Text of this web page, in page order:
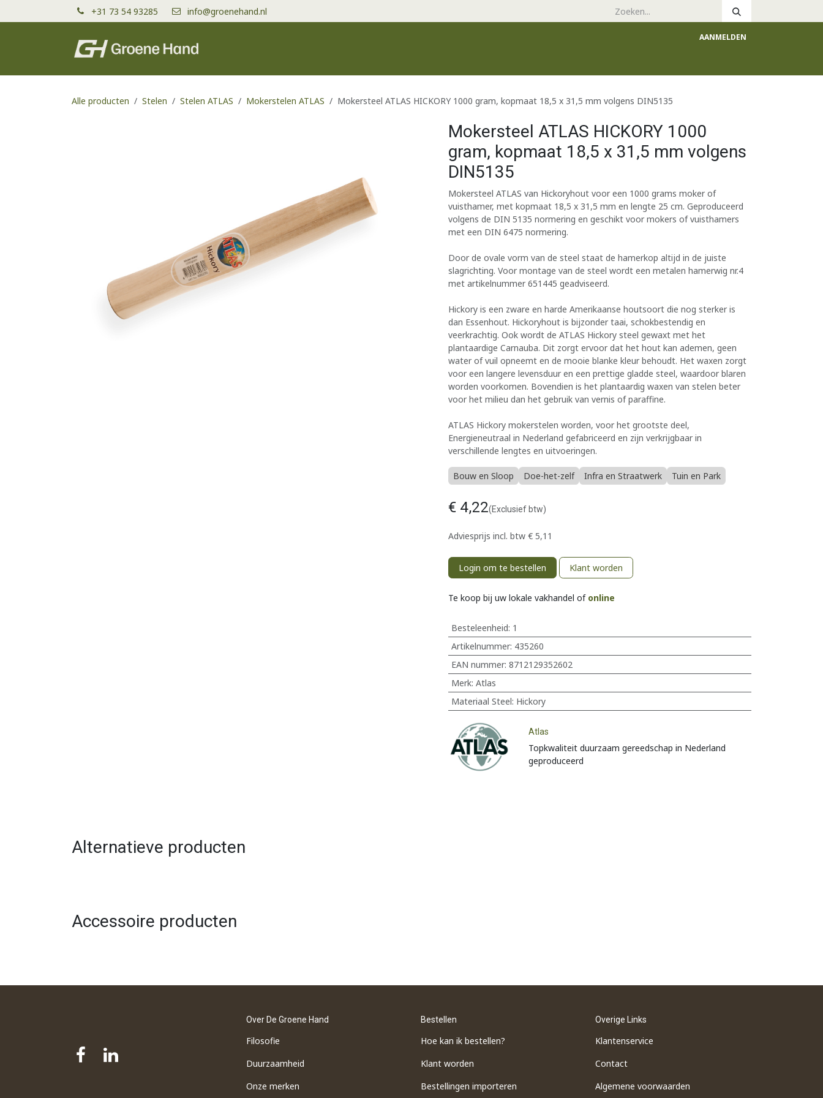
Overslaan naar inhoud +31 73 54 93285 info@groenehand.nl
AANMELDEN
Alle producten Stelen Stelen ATLAS Mokerstelen ATLAS Mokersteel ATLAS HICKORY 1000 gram, kopmaat 18,5 x 31,5 mm volgens DIN5135
Mokersteel ATLAS HICKORY 1000
gram, kopmaat 18,5 x 31,5 mm volgens
DIN5135
Mokersteel ATLAS van Hickoryhout voor een 1000 grams moker of
vuisthamer, met kopmaat 18,5 x 31,5 mm en lengte 25 cm. Geproduceerd
volgens de DIN 5135 normering en geschikt voor mokers of vuisthamers
met een DIN 6475 normering.
Door de ovale vorm van de steel staat de hamerkop altijd in de juiste
slagrichting. Voor montage van de steel wordt een metalen hamerwig nr.4
met artikelnummer 651445 geadviseerd.
Hickory is een zware en harde Amerikaanse houtsoort die nog sterker is
dan Essenhout. Hickoryhout is bijzonder taai, schokbestendig en
veerkrachtig. Ook wordt de ATLAS Hickory steel gewaxt met het
plantaardige Carnauba. Dit zorgt ervoor dat het hout kan ademen, geen
water of vuil opneemt en de mooie blanke kleur behoudt. Het waxen zorgt
voor een langere levensduur en een prettige gladde steel, waardoor blaren
worden voorkomen. Bovendien is het plantaardig waxen van stelen beter
voor het milieu dan het gebruik van vernis of paraffine.
ATLAS Hickory mokerstelen worden, voor het grootste deel,
Energieneutraal in Nederland gefabriceerd en zijn verkrijgbaar in
verschillende lengtes en uitvoeringen.
Bouw en Sloop Doe-het-zelf Infra en Straatwerk Tuin en Park
€ 4,22(Exclusief btw)
Adviesprijs incl. btw € 5,11
Login om te bestellen Klant worden
Te koop bij uw lokale vakhandel of online
Besteleenheid: 1
Artikelnummer: 435260
EAN nummer: 8712129352602
Merk: Atlas
Materiaal Steel: Hickory
Atlas
Topkwaliteit duurzaam gereedschap in Nederland
geproduceerd
Alternatieve producten
Accessoire producten
Over De Groene Hand
Filosofie
Duurzaamheid
Onze merken
Bestellen
Hoe kan ik bestellen?
Klant worden
Bestellingen importeren
Overige Links
Klantenservice
Contact
Algemene voorwaarden